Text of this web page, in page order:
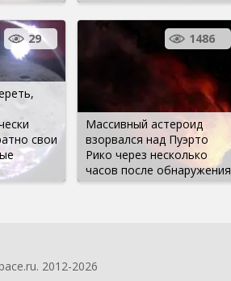
свои
29
Массивный астероид
взорвался над Пуэрто
Рико через несколько
часов после обнаружения
1486
2012-2026